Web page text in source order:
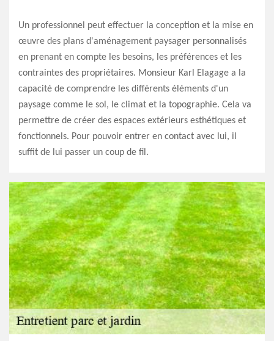
Un professionnel peut effectuer la conception et la mise en
œuvre des plans d'aménagement paysager personnalisés
en prenant en compte les besoins, les préférences et les
contraintes des propriétaires. Monsieur Karl Elagage a la
capacité de comprendre les différents éléments d'un
paysage comme le sol, le climat et la topographie. Cela va
permettre de créer des espaces extérieurs esthétiques et
fonctionnels. Pour pouvoir entrer en contact avec lui, il
suffit de lui passer un coup de fil.